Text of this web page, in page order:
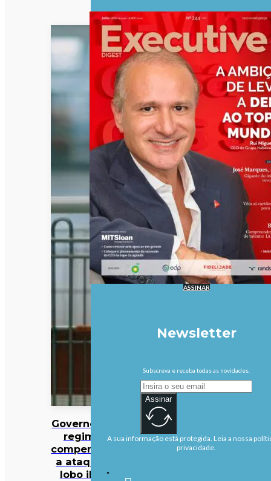
Governo altera
regime de
compensações
a ataques de
lobo ibérico
ASSINAR
Newsletter
Subscreva e receba todas as novidades.
Assinar
A sua informação está protegida. Leia a nossa
privacidade.